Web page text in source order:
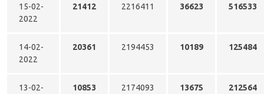
15-02-
2022
21412 2216411 36623 516533
14-02-
2022
20361 2194453 10189 125484
13-02-
10853 2174093 13675 212564